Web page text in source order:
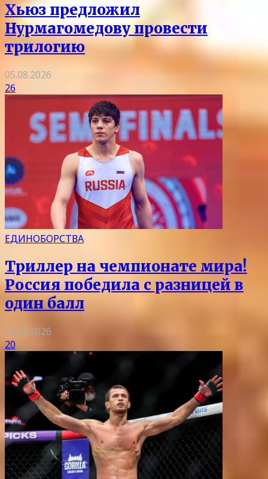
Хьюз предложил
Нурмагомедову провести
трилогию
05.08.2026
26
ЕДИНОБОРСТВА
Триллер на чемпионате мира!
Россия победила с разницей в
один балл
04.08.2026
20